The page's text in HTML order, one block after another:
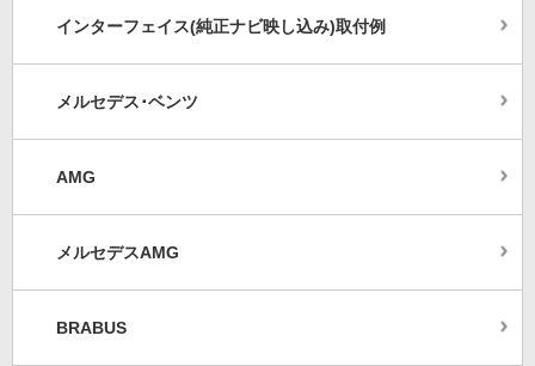
インターフェイス(純正ナビ映し込み)取付例
メルセデス･ベンツ
AMG
メルセデスAMG
BRABUS